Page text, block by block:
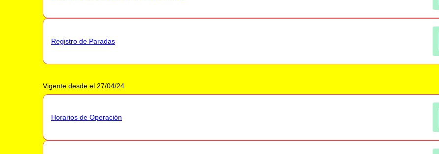
Registro de Paradas
Vigente desde el 27/04/24
Horarios de Operación